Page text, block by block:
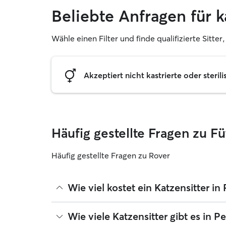
Beliebte Anfragen für
Wähle einen Filter und finde qualifizierte
Akzeptiert nicht kastrierte oder
Häufig gestellte Fragen zu
Häufig gestellte Fragen zu Rover
Wie viel kostet ein Katzensitter in
Katzensitter können ihre Preise bei Rover frei
betragen seit August 2026 etwa 15 pro Nacht,
Wie viele Katzensitter gibt es in